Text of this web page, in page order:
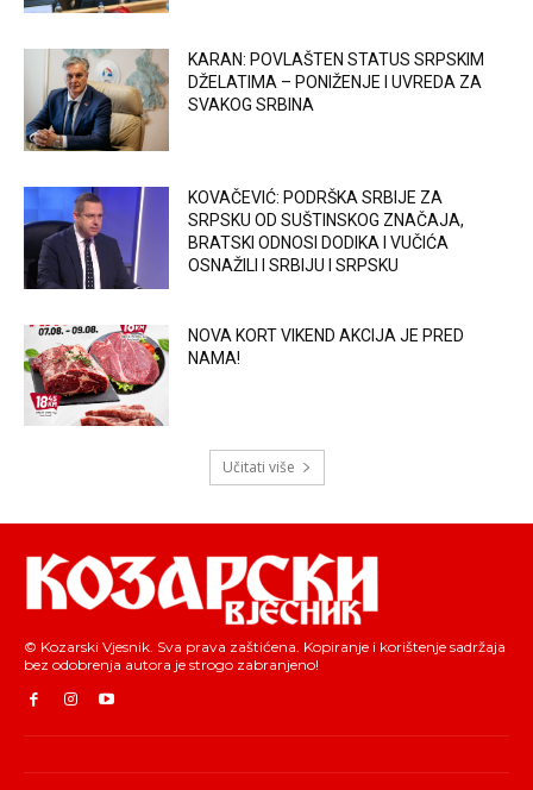
KARAN: POVLAŠTEN STATUS SRPSKIM
DŽELATIMA – PONIŽENJE I UVREDA ZA
SVAKOG SRBINA
KOVAČEVIĆ: PODRŠKA SRBIJE ZA
SRPSKU OD SUŠTINSKOG ZNAČAJA,
BRATSKI ODNOSI DODIKA I VUČIĆA
OSNAŽILI I SRBIJU I SRPSKU
NOVA KORT VIKEND AKCIJA JE PRED
NAMA!
Učitati više
© Kozarski Vjesnik. Sva prava zaštićena. Kopiranje i korištenje sadržaja
bez odobrenja autora je strogo zabranjeno!